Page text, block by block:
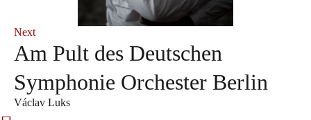
Next
Am Pult des Deutschen
Symphonie Orchester Berlin
Václav Luks